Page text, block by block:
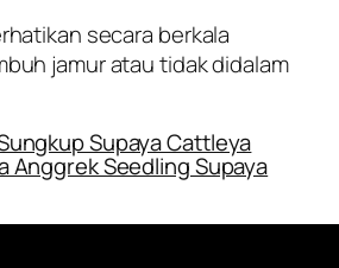
secara berkala
jamur atau tidak didalam
Supaya Cattleya
Anggrek Seedling Supaya